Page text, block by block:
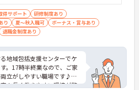
得サポート
研修制度あり
り
夏～秋入職可
ボーナス・賞与あり
退職金制度あり
地域包括支援センターでケ
。17時半終業なので、ご家
立がしやすい職場です♪ま
！長く働きやすい環境が整